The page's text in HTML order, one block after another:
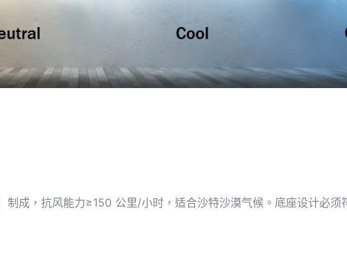
制成，抗风能力≥150 公里/小时，适合沙特沙漠气候。底座设计必须